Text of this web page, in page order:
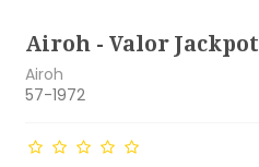
Airoh - Valor Jackpot
Airoh
57-1972